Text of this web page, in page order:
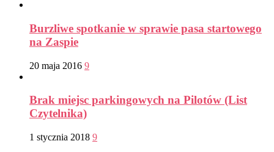
Burzliwe spotkanie w sprawie pasa startowego
na Zaspie
20 maja 2016 9
Brak miejsc parkingowych na Pilotów (List
Czytelnika)
1 stycznia 2018 9